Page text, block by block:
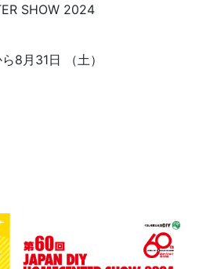
SHOW 2024
8月31日 （土）